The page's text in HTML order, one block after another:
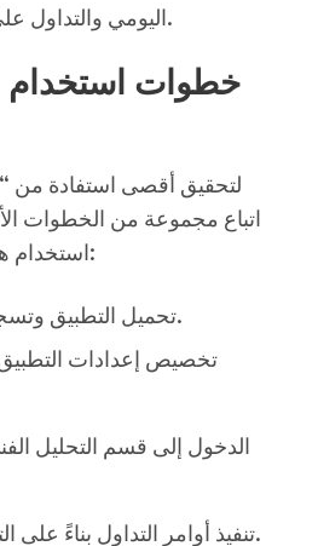
اليومي والتداول على المدى الطويل.
خطوات
لتحقيق أقصى استفادة
اتباع مجموعة من الخطوات
استخدام هذه الأداة بشكل فعّال:
تحميل التطبيق وتسجيل حساب جديد.
تخصيص إعدادات التطبيق
الدخول إلى قسم التحليل
تنفيذ أوامر التداول بناءً على التحليلات المقدمة.